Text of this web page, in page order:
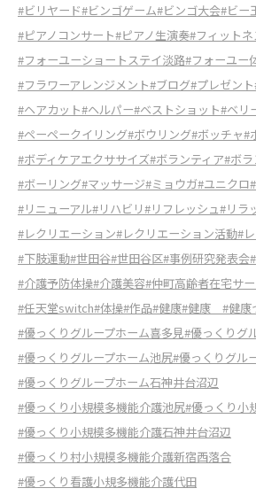
#ビリヤード#ビンゴゲーム#ビンゴ大会#ビー
#ピアノコンサート#ピアノ生演奏#フィットネ
#フォーユーショートステイ淡路#フォーユー
#フラワーアレンジメント#ブログ#プレゼント
#ヘアカット#ヘルパー#ベストショット#ベリ
#ペーペークイリング#ボウリング#ボッチャ#
#ボディケアエクササイズ#ボランティア#ボ
#ボーリング#マッサージ#ミョウガ#ユニクロ
#リニューアル#リハビリ#リフレッシュ#リラ
#レクリエーション#レクリエーション活動#
#下肢運動#世田谷#世田谷区#事例研究発表会
#介護予防体操#介護美容#仲町高齢者在宅サ
#任天堂switch#体操#作品#健康#健康 #健康
#優っくりグループホーム喜多見#優っくりグ
#優っくりグループホーム池尻#優っくりグル
#優っくりグループホーム石神井台沼辺
#優っくり小規模多機能介護池尻#優っくり小
#優っくり小規模多機能介護石神井台沼辺
#優っくり村小規模多機能介護新宿西落合
#優っくり看護小規多機能介護代田